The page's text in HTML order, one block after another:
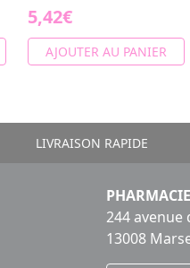
5,42€
AJOUTER AU PANIER
LIVRAISON RAPIDE
244 avenue
13008